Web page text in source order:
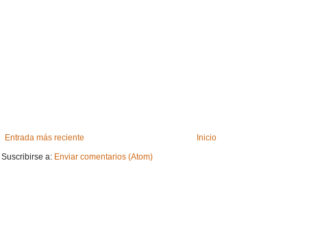
Entrada más reciente
Inicio
Suscribirse a: Enviar comentarios (Atom)